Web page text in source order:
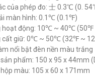
của phép đo: 士 0.3℃ (0.
màn hình: 0.1℃ (0.1℉)
hoạt động: 10℃ ~ 40℃ (50℉
cất giữ: 0℃ ~ 50℃ (32℉ ~
nổi bật đèn nền màu trắng
phẩm: 150 x 95 x 44mm
màu: 105 x 60 x 171mm